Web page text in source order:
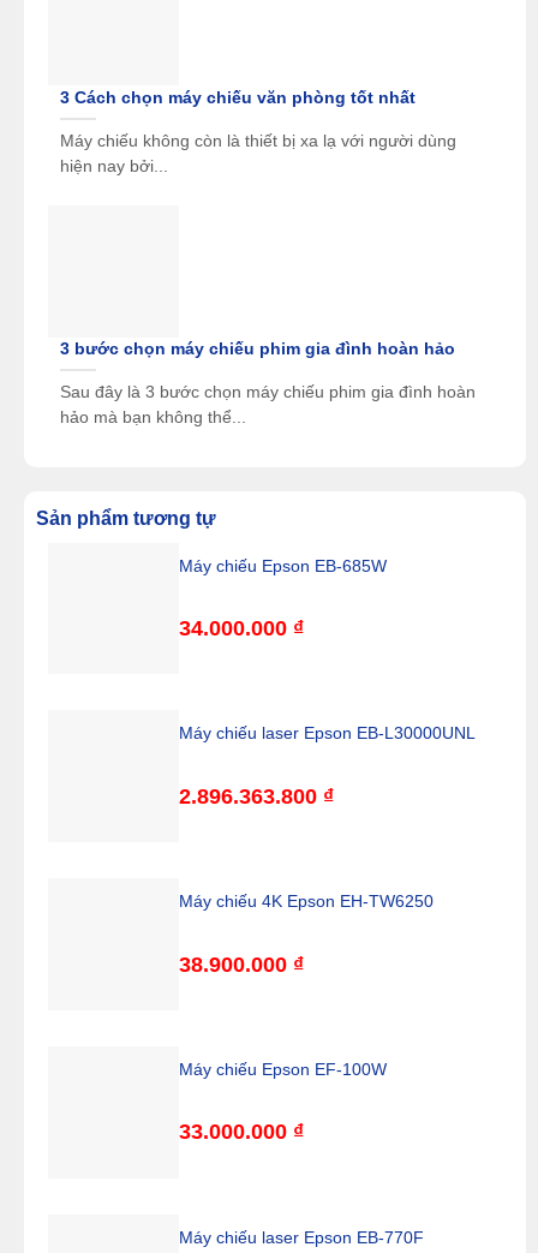
3 Cách chọn máy chiếu văn phòng tốt nhất
Máy chiếu không còn là thiết bị xa lạ với người dùng
hiện nay bởi...
3 bước chọn máy chiếu phim gia đình hoàn hảo
Sau đây là 3 bước chọn máy chiếu phim gia đình hoàn
hảo mà bạn không thể...
Sản phẩm tương tự
Máy chiếu Epson EB-685W
34.000.000 ₫
Máy chiếu laser Epson EB-L30000UNL
2.896.363.800 ₫
Máy chiếu 4K Epson EH-TW6250
38.900.000 ₫
Máy chiếu Epson EF-100W
33.000.000 ₫
Máy chiếu laser Epson EB-770F